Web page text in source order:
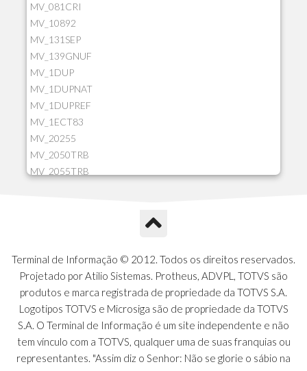
MV_081CRI
MV_10892
MV_131SEP
MV_139GNUF
MV_1DUP
MV_1DUPNAT
MV_1DUPREF
MV_1ECT83
MV_20255
MV_2050TRB
MV_2055TRB
MV_2GNOINC
MV_320SLD
MV_325PMDA
MV_330ATCM
MV_340LOCK
MV_3DUPREF
MV_5CLIFOR
Terminal de Informação © 2012. Todos os direitos reservados.
Projetado por Atilio Sistemas. Protheus, ADVPL, TOTVS são
produtos e marca registrada de propriedade da TOTVS S.A.
Logotipos TOTVS e Microsiga são de propriedade da TOTVS
S.A. O Terminal de Informação é um site independente e não
tem vínculo com a TOTVS, qualquer uma de suas franquias ou
representantes. "Assim diz o Senhor: Não se glorie o sábio na